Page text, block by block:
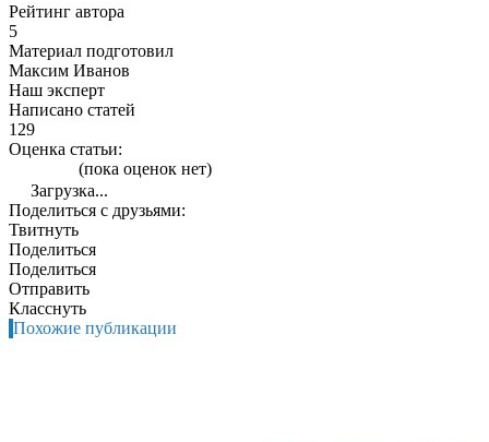
Рейтинг автора
5
Материал подготовил
Максим Иванов
Наш эксперт
Написано статей
129
Оценка статьи:
(пока оценок нет)
Загрузка...
Поделиться с друзьями:
Твитнуть
Поделиться
Поделиться
Отправить
Класснуть
Похожие публикации